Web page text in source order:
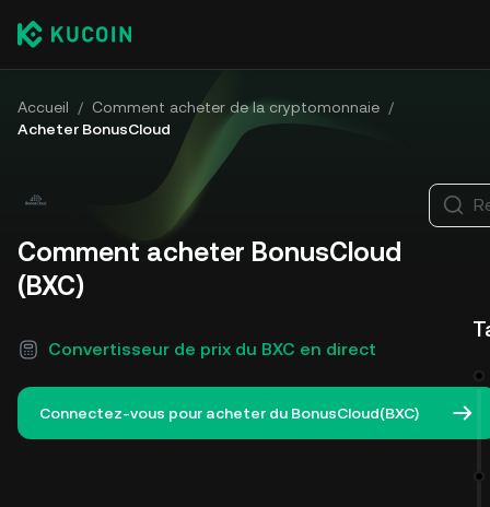
Accueil / Comment acheter de la cryptomonnaie /
Acheter BonusCloud
Comment acheter BonusCloud
(BXC)
Convertisseur de prix du BXC en direct
Connectez-vous pour acheter du BonusCloud(BXC)